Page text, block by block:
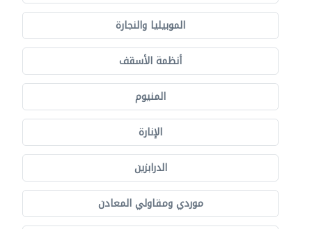
الموبيليا والنجارة
أنظمة الأسقف
المنيوم
الإنارة
الدرابزين
موردي ومقاولي المعادن